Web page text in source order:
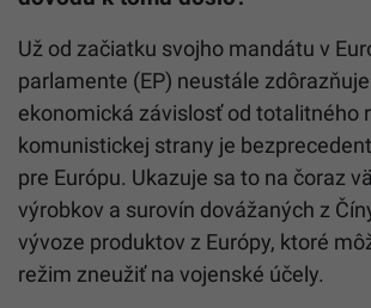
Už od začiatku svojho mandátu v
parlamente (EP) neustále
ekonomická závislosť od totalitného
komunistickej strany je
pre Európu. Ukazuje sa to na čoraz
výrobkov a surovín dovážaných z
vývoze produktov z Európy, ktoré
režim zneužiť na vojenské účely.